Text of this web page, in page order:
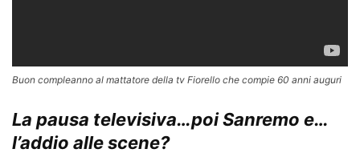
Buon compleanno al mattatore della tv Fiorello che compie 60 anni auguri
La pausa televisiva…poi Sanremo e…
l’addio alle scene?